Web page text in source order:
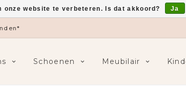
Schoenen Meubilair
onze website te verbeteren. Is dat akkoord? Ja